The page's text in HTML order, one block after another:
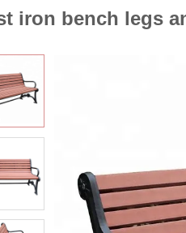
iron bench legs